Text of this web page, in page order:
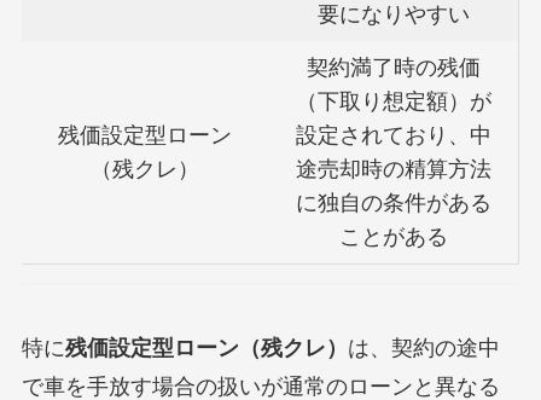
要になりやすい
残価設定型ローン
（残クレ）
契約満了時の残価
（下取り想定額）が
設定されており、中
途売却時の精算方法
に独自の条件がある
ことがある
特に残価設定型ローン（残クレ） は、契約の途中
で車を手放す場合の扱いが通常のローンと異なる